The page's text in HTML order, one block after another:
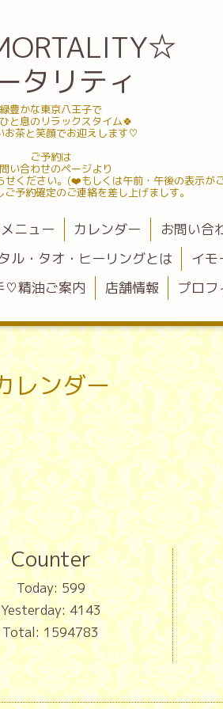
タリティ
緑豊かな東京八王子で
と息のリラックスタイム🍀
お茶と笑顔でお迎えします♡
ご予約は
い合わせのページより
せください。(❤️もしくは午前・午後の表示が
予約確定のご連絡を差し上げましす。
メニュー カレンダー お問い合
ル・タオ・ヒーリングとは
イモ
♡精油ご案内
店舗情報 プロフ
レンダー
Counter
Today:599
Yesterday:4143
Total:1594783